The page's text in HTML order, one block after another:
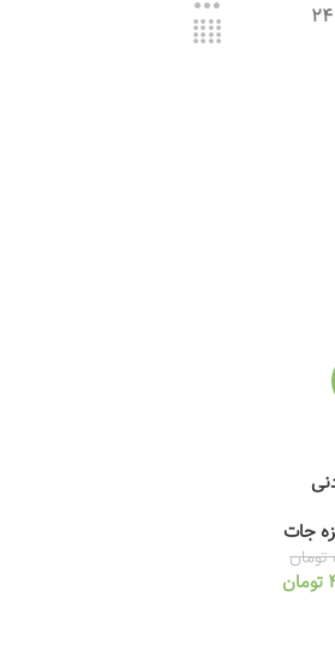
24
جات
تومان
تومان